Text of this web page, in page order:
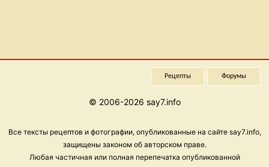
Рецепты Форумы
© 2006-2026 say7.info
Все тексты рецептов и фотографии, опубликованные на сайте say7.info,
защищены законом об авторском праве.
Любая частичная или полная перепечатка опубликованной